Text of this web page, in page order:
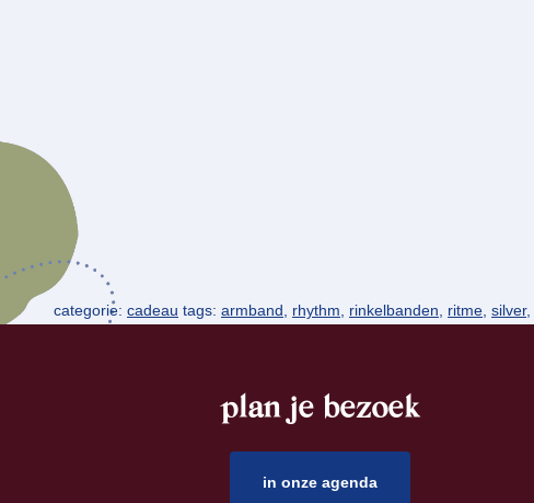
categorie: cadeau tags: armband, rhythm, rinkelbanden, ritme, silver,
plan je bezoek
in onze agenda